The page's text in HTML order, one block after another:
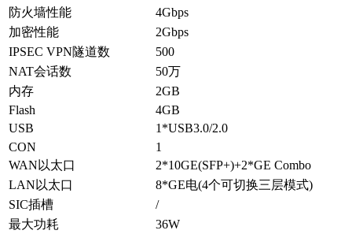
防火墙性能
4Gbps
加密性能
2Gbps
IPSEC VPN隧道数
500
NAT会话数
50万
内存
2GB
Flash
4GB
USB
1*USB3.0/2.0
CON
1
WAN以太口
2*10GE(SFP+)+2*GE Combo
LAN以太口
8*GE电(4个可切换三层模式)
SIC插槽
/
最大功耗
36W